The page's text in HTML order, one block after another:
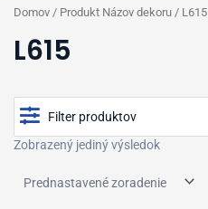
Domov / Produkt Názov dekoru / L615
L615
Filter produktov
Zobrazený jediný výsledok